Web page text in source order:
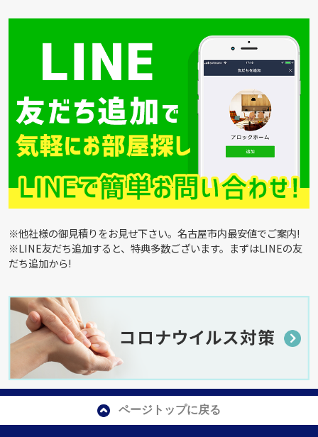
※他社様の御見積りをお見せ下さい。名古屋市内最安値でご案内!
※LINE友だち追加すると、特典多数ございます。まずはLINEの友
だち追加から!
ページトップに戻る